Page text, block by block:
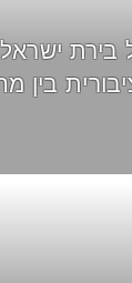
בירת
בין